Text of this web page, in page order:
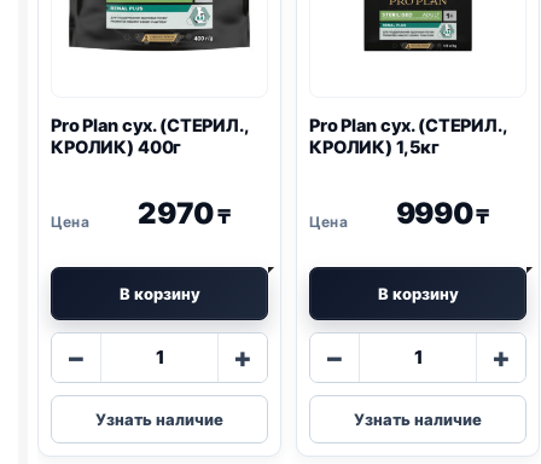
Pro Planсух. (СТЕРИЛ.,
КРОЛИК) 400г
2970₸
В корзину
−
Количество
Pro
Plan
сух.
+
Узнать наличие
Pro Planсух. (СТЕРИЛ.,
КРОЛИК) 1,5кг
9990₸
В корзину
−
Количество
Pro
Plan
сух.
+
Узнать наличие